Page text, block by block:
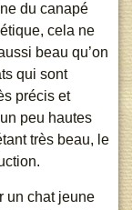
du canapé
cela ne
beau qu’on
qui sont
précis et
peu hautes
très beau, le
un chat jeune